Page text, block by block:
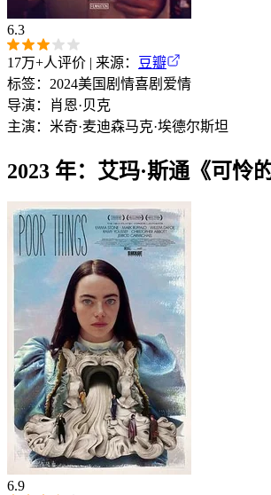
6.3
17万+人评价 | 来源：
豆瓣
标签： 2024美国 剧情喜剧 爱情
导演：
肖恩·贝克
主演： 米奇·麦迪森马克·埃德尔斯坦
2023 年：艾玛·斯通《可怜
6.9